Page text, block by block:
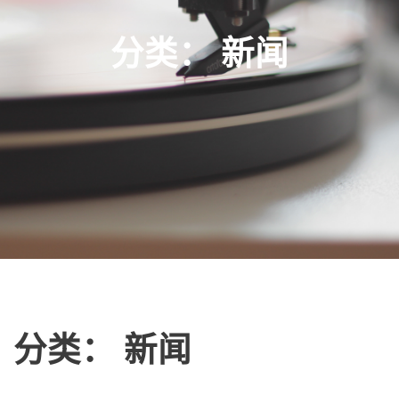
分类：新闻
分类： 新闻